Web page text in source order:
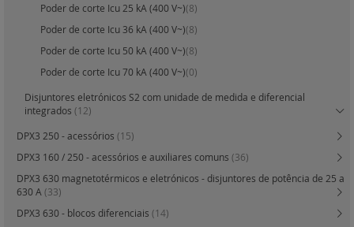
Poder de corte Icu 25 kA (400 V~)(8)
Poder de corte Icu 36 kA (400 V~)(8)
Poder de corte Icu 50 kA (400 V~)(8)
Poder de corte Icu 70 kA (400 V~)(0)
Disjuntores eletrónicos S2 com unidade de medida e diferencial
integrados (12)
DPX3 250 - acessórios (15)
DPX3 160 / 250 - acessórios e auxiliares comuns (36)
DPX3 630 magnetotérmicos e eletrónicos - disjuntores de potência de 25 a
630 A (33)
DPX3 630 - blocos diferenciais (14)